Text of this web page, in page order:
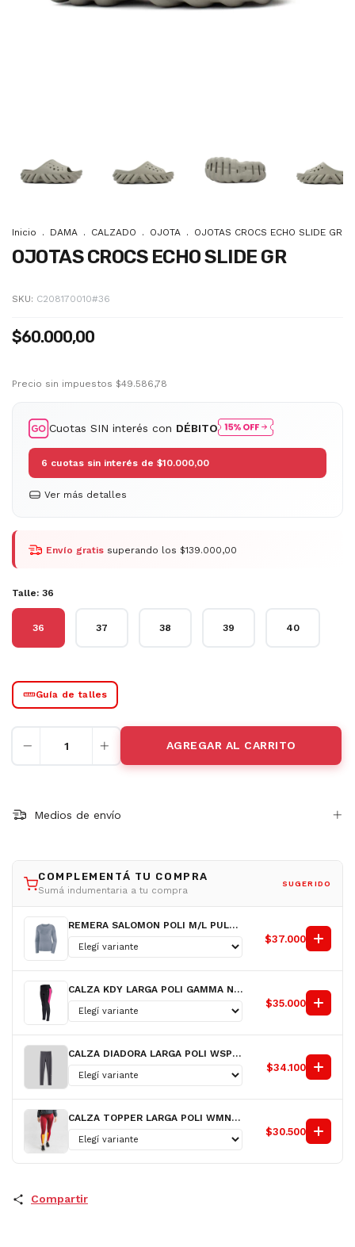
Inicio . DAMA . CALZADO . OJOTA . OJOTAS CROCS ECHO SLIDE GR
OJOTAS CROCS ECHO SLIDE GR
SKU: C208170010#36
$60.000,00
Precio sin impuestos $49.586,78
Cuotas SIN interés con DÉBITO
6 cuotas sin interés de $10.000,00
Ver más detalles
Envío gratis superando los $139.000,00
Talle: 36
36 37 38 39 40
Guía de talles
Medios de envío
COMPLEMENTÁ TU COMPRA
Sumá indumentaria a tu compra
SUGERIDO
REMERA SALOMON POLI M/L PULSAR LS AZ D
$37.000
CALZA KDY LARGA POLI GAMMA NG/FX D
$35.000
CALZA DIADORA LARGA POLI WSPOTLIGHT GR D
$34.100
CALZA TOPPER LARGA POLI WMNS CUTS II FX D
$30.500
Compartir